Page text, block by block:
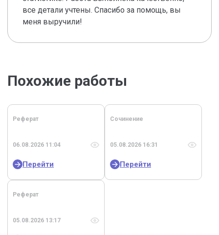
все детали учтены. Спасибо за помощь, вы
меня выручили!
Похожие работы
Реферат
06.08.2026 11:04
Перейти
Сочинение
05.08.2026 16:31
Перейти
Реферат
05.08.2026 13:17